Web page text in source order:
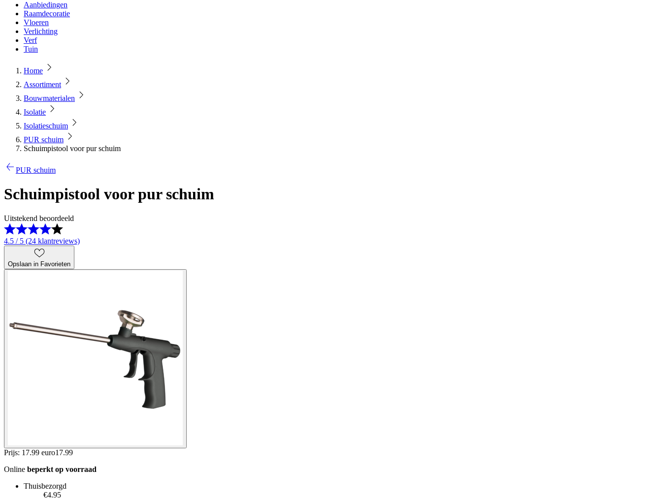
Aanbiedingen
Raamdecoratie
Vloeren
Verlichting
Verf
Tuin
Home
Assortiment
Bouwmaterialen
Isolatie
Isolatieschuim
PUR schuim
Schuimpistool voor pur schuim
PUR schuim
Schuimpistool voor pur schuim
Uitstekend beoordeeld
4.5 / 5 (24 klantreviews)
Opslaan in Favorieten
Prijs: 17.99 euro17.99
Online beperkt op voorraad
Thuisbezorgd
€4.95